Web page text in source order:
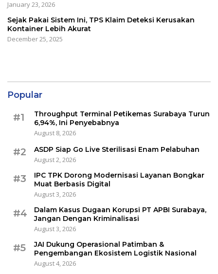
January 23, 2026
Sejak Pakai Sistem Ini, TPS Klaim Deteksi Kerusakan
Kontainer Lebih Akurat
December 25, 2025
Popular
#1
Throughput Terminal Petikemas Surabaya Turun
6,94%, Ini Penyebabnya
August 8, 2026
#2
ASDP Siap Go Live Sterilisasi Enam Pelabuhan
August 2, 2026
#3
IPC TPK Dorong Modernisasi Layanan Bongkar
Muat Berbasis Digital
August 3, 2026
#4
Dalam Kasus Dugaan Korupsi PT APBI Surabaya,
Jangan Dengan Kriminalisasi
August 3, 2026
#5
JAI Dukung Operasional Patimban &
Pengembangan Ekosistem Logistik Nasional
August 4, 2026